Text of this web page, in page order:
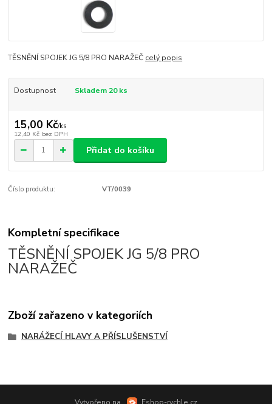
TĚSNĚNÍ SPOJEK JG 5/8 PRO NARAŽEČ celý popis
Dostupnost Skladem 20 ks
15,00 Kč/ks
12,40 Kč bez DPH
Přidat do košíku
Číslo produktu: VT/0039
Kompletní specifikace
TĚSNĚNÍ SPOJEK JG 5/8 PRO
NARAŽEČ
Zboží zařazeno v kategoriích
NARÁŽECÍ HLAVY A PŘÍSLUŠENSTVÍ
Vytvořeno na Eshop-rychle.cz